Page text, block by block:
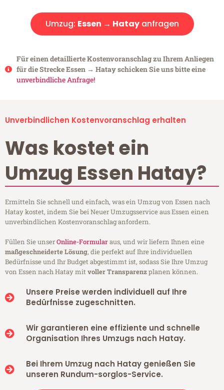
Umzug: Essen → Hatayanfragen
Für einen detaillierte Kostenvoranschlag zu Ihrem Anliegen
für die Strecke Essen → Hatay schicken Sie uns bitte eine
unverbindliche Anfrage!
Unverbindlichen Kostenvoranschlag erhalten
Was kostet ein
Umzug Essen Hatay?
Ermitteln Sie schnell und einfach, was ein Umzug von Essen nach
Hatay kostet, indem Sie bei Neuer Umzugsservice aus Essen einen
unverbindlichen Kostenvoranschlag anfordern.
Füllen Sie unserOnline-Formularaus, und wir liefern Ihnen eine
maßgeschneiderte Lösung, die perfekt auf Ihre individuellen
Bedürfnisse und Ihr Budget abgestimmt ist, sodass Sie Ihre Umzug
von Essen nach Hatay mitvoller Transparenzplanen können.
Unsere Preise werden individuell auf Ihre
Bedürfnisse zugeschnitten.
Wir garantieren eine effiziente und schnelle
Organisation Ihres Umzugs nach Hatay.
Bei Ihrem Umzug nach Hatay genießen Sie
unseren Rundum-sorglos-Service.